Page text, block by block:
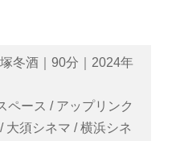
冬酒｜90分｜2024年
ペース / アップリンク
大須シネマ / 横浜シネ